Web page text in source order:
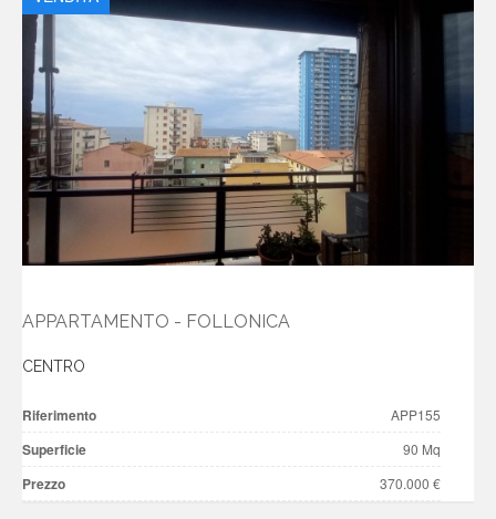
APPARTAMENTO - FOLLONICA
CENTRO
Riferimento APP155
Superficie 90 Mq
Prezzo 370.000 €